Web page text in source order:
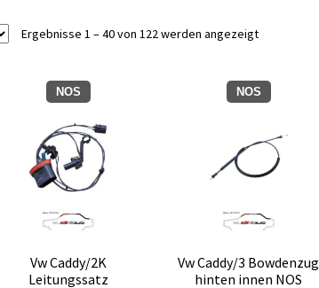
Ergebnisse 1 – 40 von 122 werden angezeigtNach
NOS
Vw Caddy/2K
Leitungssatz
NOS
Vw Caddy/3 Bowdenzug
hinten innen NOS